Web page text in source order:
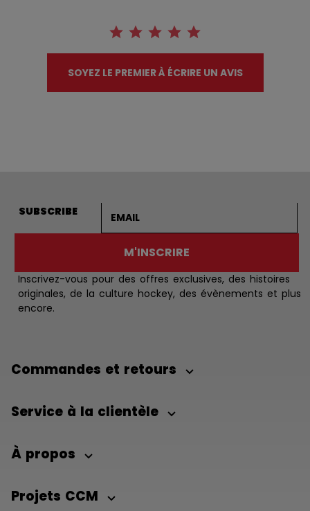
SOYEZ LE PREMIER À ÉCRIRE UN AVIS
SUBSCRIBE
M'INSCRIRE
Inscrivez-vous pour des offres exclusives, des histoires
originales, de la culture hockey, des évènements et plus
encore.
Commandes et retours
Service à la clientèle
À propos
Projets CCM